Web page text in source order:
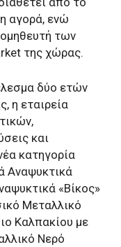
αγορά, ενώ
των
της χώρας.
δύο ετών
η εταιρεία
και
κατηγορία
Αναψυκτικά
«Βίκος»
Μεταλλικό
Καλπακίου με
Νερό